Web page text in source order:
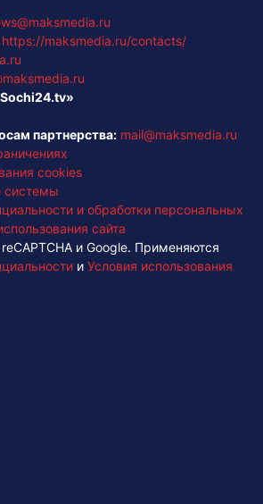
https://maksmedia.ru/contacts/
партнерства: mail@maksmedia.ru
cookies
системы
и обработки персональных
сайта
и Google. Применяются
и Условия использования